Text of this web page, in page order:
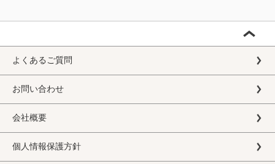
よくあるご質問
お問い合わせ
会社概要
個人情報保護方針